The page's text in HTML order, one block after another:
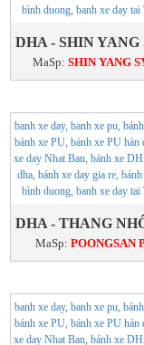
DHA - SHIN YANG
MaSp: SHIN YANG
MaSp: POONGSAN